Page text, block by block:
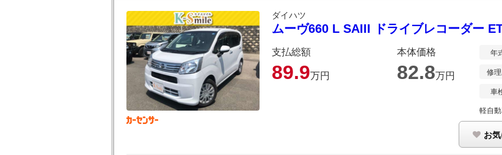
ダイハツ
ムーヴ660 L SAIII ドライブレコーダー
支払総額
89.9万円
本体価格
82.8万円
年
修
車
軽自
お